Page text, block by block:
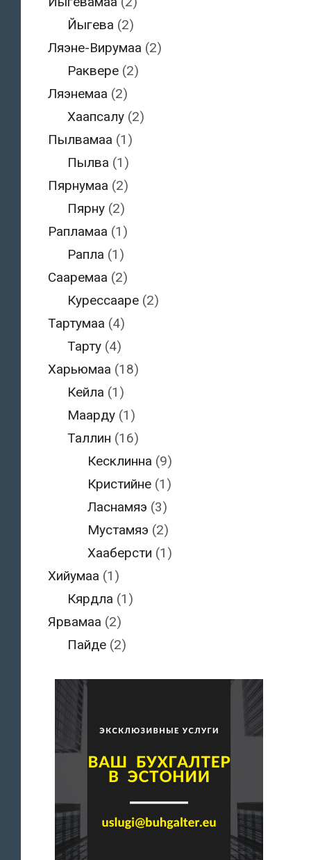
Йыгева (2)
Ляэне-Вирумаа (2)
Раквере (2)
Ляэнемаа (2)
Хаапсалу (2)
Пылвамаа (1)
Пылва (1)
Пярнумаа (2)
Пярну (2)
Рапламаа (1)
Рапла (1)
Сааремаа (2)
Курессааре (2)
Тартумаа (4)
Тарту (4)
Харьюмаа (18)
Кейла (1)
Маарду (1)
Таллин (16)
Кесклинна (9)
Кристийне(1)
Ласнамяэ (3)
Мустамяэ (2)
Хааберсти (1)
Хийумаа (1)
Кярдла (1)
Ярвамаа (2)
Пайде (2)